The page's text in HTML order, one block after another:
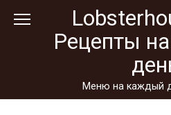
Рецепты
Меню на каждый